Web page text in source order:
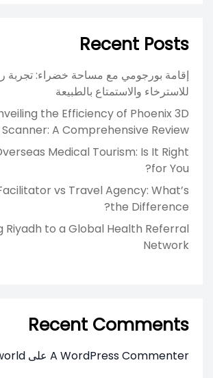
Recent Posts
إقامة بورجومي مع مساحة خضراء: تجربة
للاسترخاء والاستمتاع بالطبيعة
the Efficiency of Phoenix 3D
Scanner: A Comprehensive Review
Medical Tourism: Is It Right
for You?
vs Travel Agency: What’s
the Difference?
Riyadh to a Global Health Referral
Network
Recent Comments
A WordPress Commenter على